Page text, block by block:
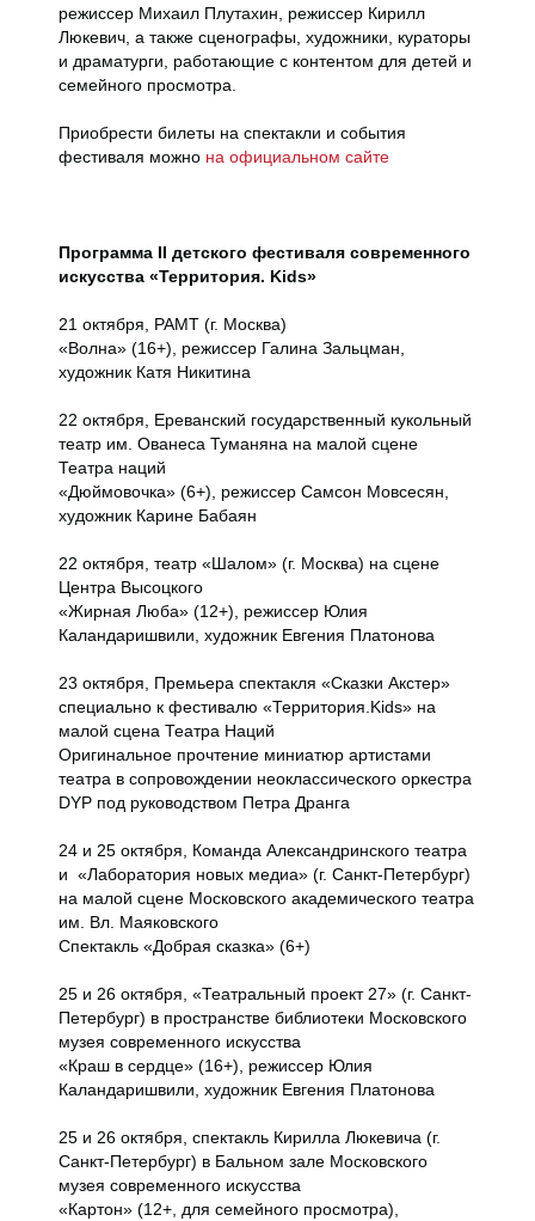
режиссер Михаил Плутахин, режиссер Кирилл
Люкевич, а также сценографы, художники, кураторы
и драматурги, работающие с контентом для детей и
семейного просмотра.
Приобрести билеты на спектакли и события
фестиваля можно на официальном сайте
Программа II детского фестиваля современного
искусства «Территория. Kids»
21 октября, РАМТ (г. Москва)
«Волна» (16+), режиссер Галина Зальцман,
художник Катя Никитина
22 октября, Ереванский государственный кукольный
театр им. Ованеса Туманяна на малой сцене
Театра наций
«Дюймовочка» (6+), режиссер Самсон Мовсесян,
художник Карине Бабаян
22 октября, театр «Шалом» (г. Москва) на сцене
Центра Высоцкого
«Жирная Люба» (12+), режиссер Юлия
Каландаришвили, художник Евгения Платонова
23 октября, Премьера спектакля «Сказки Акстер»
специально к фестивалю «Территория.Kids» на
малой сцена Театра Наций
Оригинальное прочтение миниатюр артистами
театра в сопровождении неоклассического оркестра
DYP под руководством Петра Дранга
24 и 25 октября, Команда Александринского театра
и «Лаборатория новых медиа» (г. Санкт-Петербург)
на малой сцене Московского академического театра
им. Вл. Маяковского
Спектакль «Добрая сказка» (6+)
25 и 26 октября, «Театральный проект 27» (г. Санкт-
Петербург) в пространстве библиотеки Московского
музея современного искусства
«Краш в сердце» (16+), режиссер Юлия
Каландаришвили, художник Евгения Платонова
25 и 26 октября, спектакль Кирилла Люкевича (г.
Санкт-Петербург) в Бальном зале Московского
музея современного искусства
«Картон» (12+, для семейного просмотра),